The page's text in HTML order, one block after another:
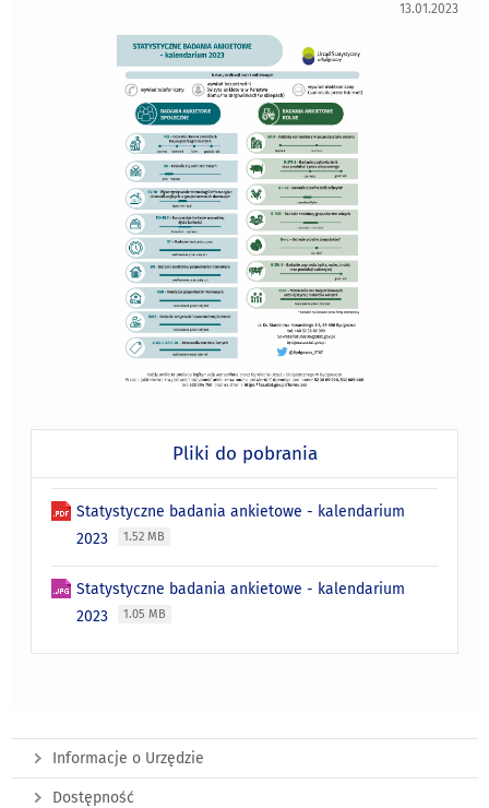
13.01.2023
Pliki do pobrania
Statystyczne badania ankietowe - kalendarium
2023
1.52 MB
Statystyczne badania ankietowe - kalendarium
2023
1.05 MB
Informacje o Urzędzie
Dostępność